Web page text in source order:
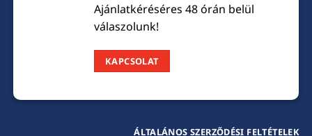
Ajánlatkéréséres 48 órán belül
válaszolunk!
KAPCSOLAT
ÁLTALÁNOS SZERZŐDÉSI FELTÉTELEK